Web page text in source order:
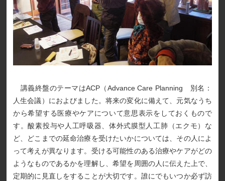
講義終盤のテーマはACP（Advance Care Planning 別名：
人生会議）におよびました。将来の変化に備えて、元気なうち
から希望する医療やケアについて意思表示をしておくもので
す。酸素投与や人工呼吸器、体外式膜型人工肺（エクモ）な
ど、どこまでの延命治療を受けたいかについては、その人によ
って考えが異なります。受ける可能性のある治療やケアがどの
ようなものであるかを理解し、希望を周囲の人に伝えた上で、
定期的に見直しをすることが大切です。誰にでもいつか必ず訪